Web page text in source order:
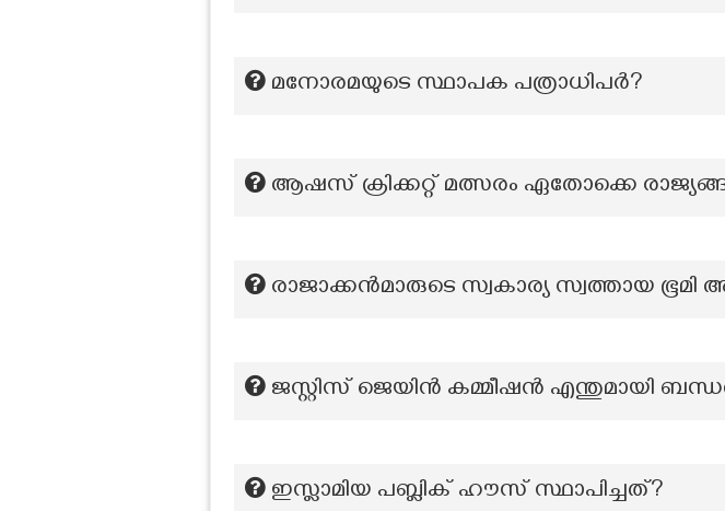
മനോരമയുടെ സ്ഥാപക പത്രാധിപര്‍?
ആഷസ് ക്രിക്കറ്റ് മത്സരം ഏതോക്കെ
രാജാക്കൻമാരുടെ സ്വകാര്യ സ്വത്തായ ഭൂമി
ജസ്റ്റിസ് ജെയിൻ കമ്മീഷൻ എന്തുമായി
ഇസ്ലാമിയ പബ്ലിക് ഹൗസ് സ്ഥാപിച്ചത്?